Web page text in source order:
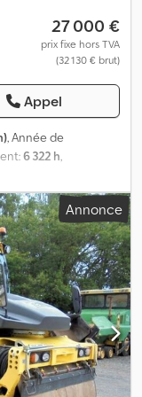
27 000 €
prix fixe hors TVA
(32 130 € brut)
Appel
, Année de
6 322 h,
et accessoires = -
PARLONS
climatisation, radio.
à l'avant et à
du
affichages et
préréglable, 2
pivotant et
turbo diesel, 69
et phares de travail.
épandeur de
Annonce